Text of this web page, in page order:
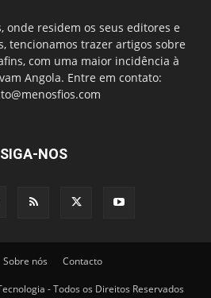
onde residem os seus editores e
tencionamos trazer artigos sobre
com uma maior incidência à
Angola. Entre em contato:
SIGA-NOS
Sobre nós Contacto
- Todos os Direitos Reservados